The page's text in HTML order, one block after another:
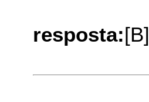
resposta:[B]